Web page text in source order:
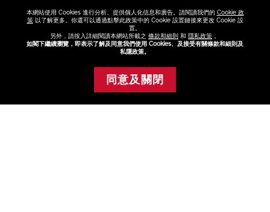
發掘更多
膚色瑕疵肌膚需要產品系列全新登場產品類別
VITAL PERFECTION幼紋及皺紋暗啞
缺乏彈性抗衰老 色斑
本網站使用 Cookies 進行分析、提供個人化信息和廣告。請閱讀我們的 Cookie 政
策以了解更多。你還可以通過點擊此政策中的 Cookie 設置鏈接來更改 Cookie 設
置。
另外，請按入詳細閱讀本網站所載之 條款和細則 和 隱私政策 。
如閣下繼續瀏覽，即表示了解及同意我們使用 Cookies、及接受有關條款和細則及
私隱政策。
同意及關閉